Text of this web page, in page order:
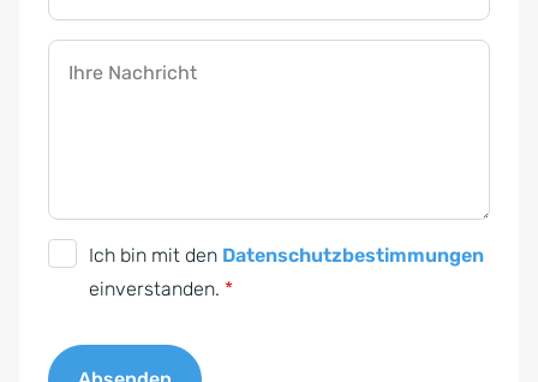
Ihre Nachricht
V
Ich bin mit den Datenschutzbestimmungen
einverstanden. *